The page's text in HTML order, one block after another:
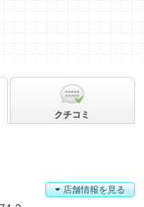
店舗情報を見る
クチコミ